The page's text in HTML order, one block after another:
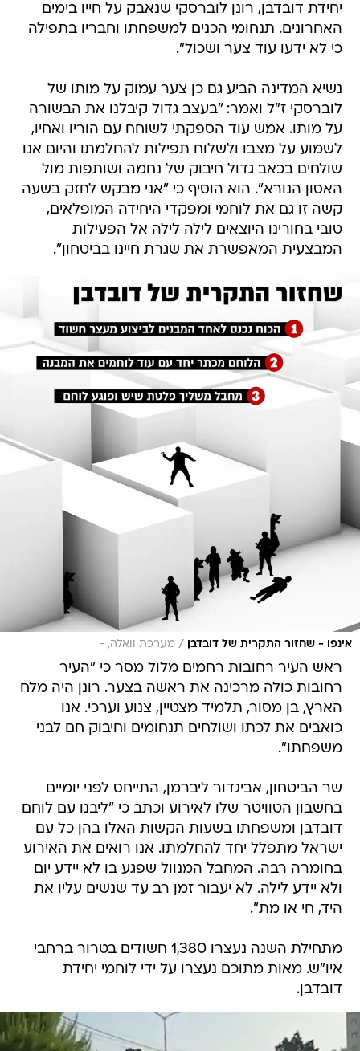
יחידת דובדבן, רונן לוברסקי שנאבק על חייו בימים
האחרונים. תנחומי הכנים למשפחתו וחבריו בתפילה
כי לא ידעו עוד צער ושכול".
נשיא המדינה הביע גם כן צער עמוק על מותו של
לוברסקי ז"ל ואמר: "בעצב גדול קיבלנו את הבשורה
על מותו. אמש עוד הספקתי לשוחח עם הוריו ואחיו,
לשמוע על מצבו ולשלוח תפילות להחלמתו והיום אנו
שולחים בכאב גדול חיבוק של נחמה ושותפות מול
האסון הנורא". הוא הוסיף כי "אני מבקש לחזק בשעה
קשה זו גם את לוחמי ומפקדי היחידה המופלאים,
טובי בחורינו היוצאים לילה לילה אל הפעילות
המבצעית המאפשרת את שגרת חיינו בביטחון".
אינפו - שחזור התקרית של דובדבן / מערכת וואלה, -
ראש העיר רחובות רחמים מלול מסר כי "העיר
רחובות כולה מרכינה את ראשה בצער. רונן היה מלח
הארץ, בן מסור, תלמיד מצטיין, צנוע וערכי. אנו
כואבים את לכתו ושולחים תנחומים וחיבוק חם לבני
משפחתו".
שר הביטחון, אביגדור ליברמן, התייחס לפני יומיים
בחשבון הטוויטר שלו לאירוע וכתב כי "ליבנו עם לוחם
דובדבן ומשפחתו בשעות הקשות האלו בהן כל עם
ישראל מתפלל יחד להחלמתו. אנו רואים את האירוע
בחומרה רבה. המחבל המנוול שפגע בו לא יידע יום
ולא יידע לילה. לא יעבור זמן רב עד שנשים עליו את
היד, חי או מת".
מתחילת השנה נעצרו 1,380 חשודים בטרור ברחבי
איו"ש. מאות מתוכם נעצרו על ידי לוחמי יחידת
דובדבן.